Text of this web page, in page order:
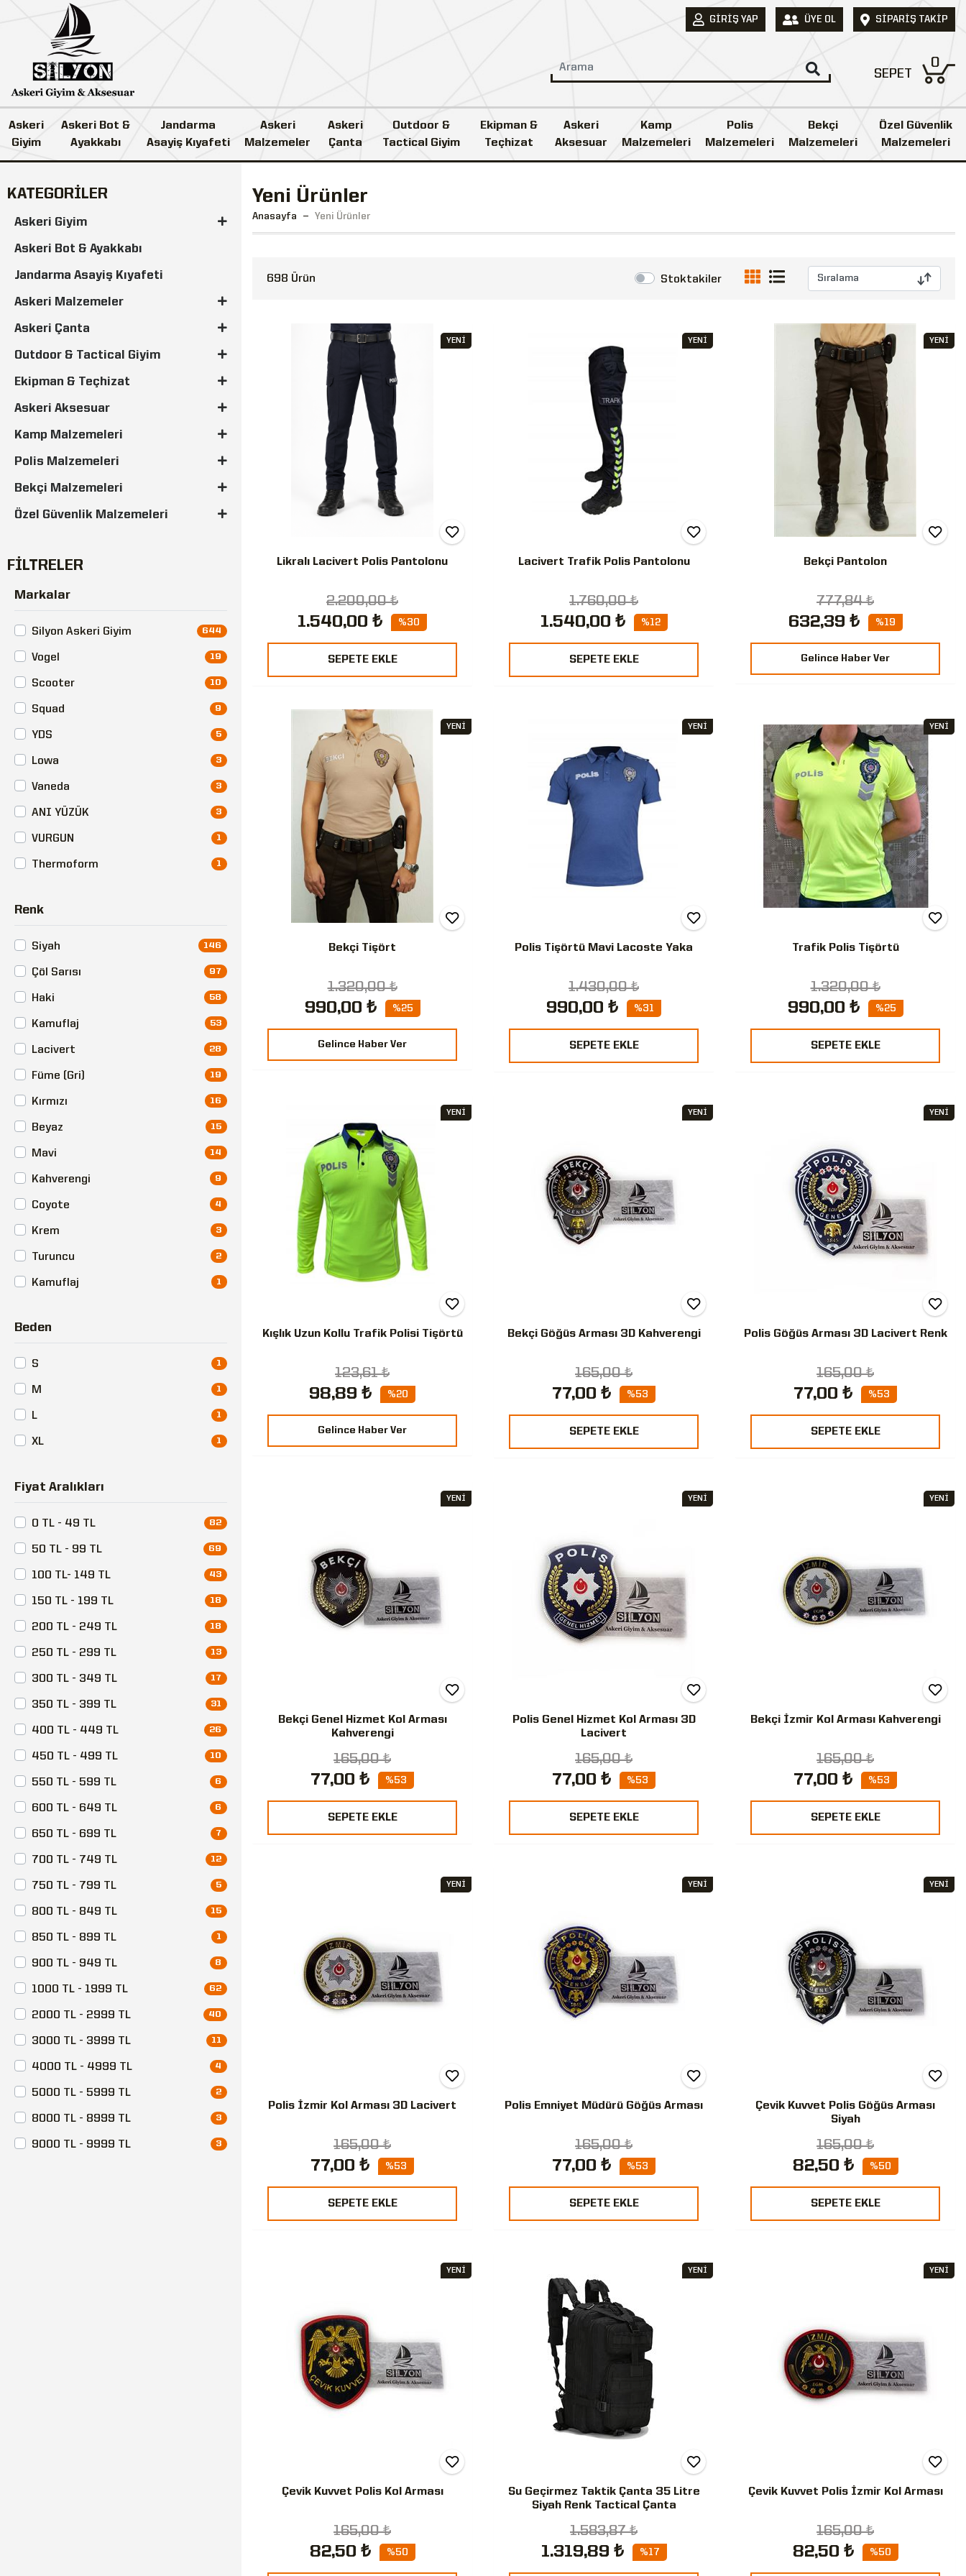
GIRIŞ YAP ÜYE OL SIPARIŞ TAKIP
SEPET
0
Askeri
Giyim
Askeri Bot &
Ayakkabı
Jandarma
Asayiş Kıyafeti
Askeri
Malzemeler
Askeri
Çanta
Outdoor &
Tactical Giyim
Ekipman &
Teçhizat
Askeri
Aksesuar
Kamp
Malzemeleri
Polis
Malzemeleri
Bekçi
Malzemeleri
Özel Güvenlik
Malzemeleri
KATEGORİLER
Askeri Giyim
Askeri Bot & Ayakkabı
Jandarma Asayiş Kıyafeti
Askeri Malzemeler
Askeri Çanta
Outdoor & Tactical Giyim
Ekipman & Teçhizat
Askeri Aksesuar
Kamp Malzemeleri
Polis Malzemeleri
Bekçi Malzemeleri
Özel Güvenlik Malzemeleri
FİLTRELER
Markalar
Silyon Askeri Giyim 644
Vogel 19
Scooter 10
Squad 9
YDS 5
Lowa 3
Vaneda 3
ANI YÜZÜK 3
VURGUN 1
Thermoform 1
Renk
Siyah 146
Çöl Sarısı 97
Haki 58
Kamuflaj 53
Lacivert 28
Füme (Gri) 19
Kırmızı 16
Beyaz 15
Mavi 14
Kahverengi 9
Coyote 4
Krem 3
Turuncu 2
Kamuflaj 1
Beden
S 1
M 1
L 1
XL 1
Fiyat Aralıkları
0 TL - 49 TL 82
50 TL - 99 TL 69
100 TL- 149 TL 43
150 TL - 199 TL 18
200 TL - 249 TL 18
250 TL - 299 TL 13
300 TL - 349 TL 17
350 TL - 399 TL 31
400 TL - 449 TL 26
450 TL - 499 TL 10
550 TL - 599 TL 6
600 TL - 649 TL 6
650 TL - 699 TL 7
700 TL - 749 TL 12
750 TL - 799 TL 5
800 TL - 849 TL 15
850 TL - 899 TL 1
900 TL - 949 TL 8
1000 TL - 1999 TL 62
2000 TL - 2999 TL 40
3000 TL - 3999 TL 11
4000 TL - 4999 TL 4
5000 TL - 5999 TL 2
8000 TL - 8999 TL 3
9000 TL - 9999 TL 3
Yeni Ürünler
Anasayfa Yeni Ürünler
698 Ürün Stoktakiler
Likralı Lacivert Polis Pantolonu
2.200,00 ₺
1.540,00 ₺ %30
SEPETE EKLE
YENİ
Lacivert Trafik Polis Pantolonu
1.760,00 ₺
1.540,00 ₺ %12
SEPETE EKLE
YENİ
Bekçi Pantolon
777,84 ₺
632,39 ₺ %19
Gelince Haber Ver
YENİ
Bekçi Tişört
1.320,00 ₺
990,00 ₺ %25
Gelince Haber Ver
YENİ
Polis Tişörtü Mavi Lacoste Yaka
1.430,00 ₺
990,00 ₺ %31
SEPETE EKLE
YENİ
Trafik Polis Tişörtü
1.320,00 ₺
990,00 ₺ %25
SEPETE EKLE
YENİ
Kışlık Uzun Kollu Trafik Polisi Tişörtü
123,61 ₺
98,89 ₺ %20
Gelince Haber Ver
YENİ
Bekçi Göğüs Arması 3D Kahverengi
165,00 ₺
77,00 ₺ %53
SEPETE EKLE
YENİ
Polis Göğüs Arması 3D Lacivert Renk
165,00 ₺
77,00 ₺ %53
SEPETE EKLE
YENİ
Bekçi Genel Hizmet Kol Arması
Kahverengi
165,00 ₺
77,00 ₺ %53
SEPETE EKLE
YENİ
Polis Genel Hizmet Kol Arması 3D
Lacivert
165,00 ₺
77,00 ₺ %53
SEPETE EKLE
YENİ
Bekçi İzmir Kol Arması Kahverengi
165,00 ₺
77,00 ₺ %53
SEPETE EKLE
YENİ
Polis İzmir Kol Arması 3D Lacivert
165,00 ₺
77,00 ₺ %53
SEPETE EKLE
YENİ
Polis Emniyet Müdürü Göğüs Arması
165,00 ₺
77,00 ₺ %53
SEPETE EKLE
YENİ
Çevik Kuvvet Polis Göğüs Arması
Siyah
165,00 ₺
82,50 ₺ %50
SEPETE EKLE
YENİ
Çevik Kuvvet Polis Kol Arması
165,00 ₺
82,50 ₺ %50
YENİ
Su Geçirmez Taktik Çanta 35 Litre
Siyah Renk Tactical Çanta
1.583,87 ₺
1.319,89 ₺ %17
YENİ
Çevik Kuvvet Polis İzmir Kol Arması
165,00 ₺
82,50 ₺ %50
YENİ